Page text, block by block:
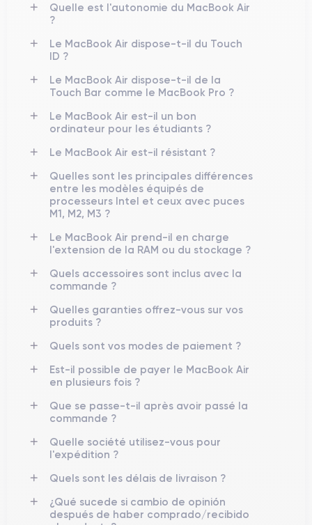
Quelle est l'autonomie du MacBook Air
?
Le MacBook Air dispose-t-il du Touch
ID ?
Le MacBook Air dispose-t-il de la
Touch Bar comme le MacBook Pro ?
Le MacBook Air est-il un bon
ordinateur pour les étudiants ?
Le MacBook Air est-il résistant ?
Quelles sont les principales différences
entre les modèles équipés de
processeurs Intel et ceux avec puces
M1, M2, M3 ?
Le MacBook Air prend-il en charge
l'extension de la RAM ou du stockage ?
Quels accessoires sont inclus avec la
commande ?
Quelles garanties offrez-vous sur vos
produits ?
Quels sont vos modes de paiement ?
Est-il possible de payer le MacBook Air
en plusieurs fois ?
Que se passe-t-il après avoir passé la
commande ?
Quelle société utilisez-vous pour
l'expédition ?
Quels sont les délais de livraison ?
¿Qué sucede si cambio de opinión
después de haber comprado/recibido